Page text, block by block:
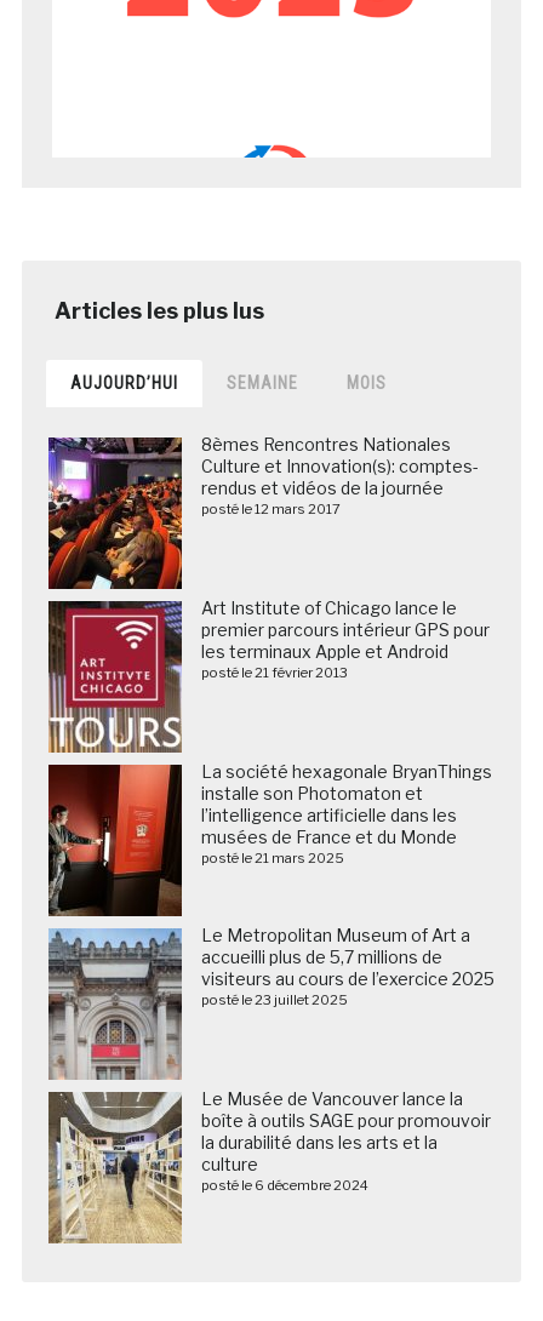
AUJOURD’HUI SEMAINE MOIS
8èmes Rencontres Nationales
Culture et Innovation(s): comptes-
rendus et vidéos de la journée
posté le 12 mars 2017
Art Institute of Chicago lance le
premier parcours intérieur GPS pour
les terminaux Apple et Android
posté le 21 février 2013
La société hexagonale BryanThings
installe son Photomaton et
l’intelligence artificielle dans les
musées de France et du Monde
posté le 21 mars 2025
Le Metropolitan Museum of Art a
accueilli plus de 5,7 millions de
visiteurs au cours de l’exercice 2025
posté le 23 juillet 2025
Le Musée de Vancouver lance la
boîte à outils SAGE pour promouvoir
la durabilité dans les arts et la
culture
posté le 6 décembre 2024